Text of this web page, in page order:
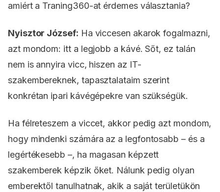
amiért a Traning360-at érdemes választania?
Nyisztor József: Ha viccesen akarok fogalmazni,
azt mondom: itt a legjobb a kávé. Sőt, ez talán
nem is annyira vicc, hiszen az IT-
szakembereknek, tapasztalataim szerint
konkrétan ipari kávégépekre van szükségük.
Ha félreteszem a viccet, akkor pedig azt mondom,
hogy mindenki számára az a legfontosabb – és a
legértékesebb –, ha magasan képzett
szakemberek képzik őket. Nálunk pedig olyan
emberektől tanulhatnak, akik a saját területükön